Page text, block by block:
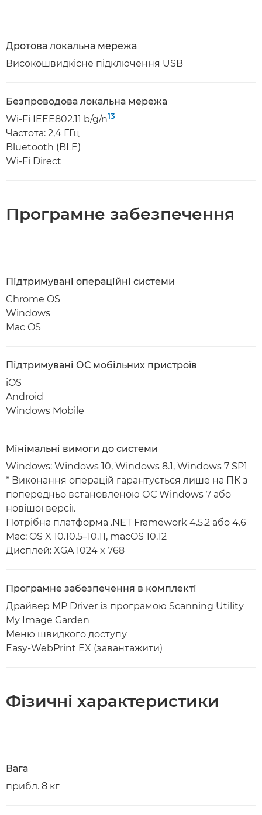
Дротова локальна мережа
Високошвидкісне підключення USB
Безпроводова локальна мережа
Wi-Fi IEEE802.11 b/g/n13
Частота: 2,4 ГГц
Bluetooth (BLE)
Wi-Fi Direct
Програмне забезпечення
Підтримувані операційні системи
Chrome OS
Windows
Mac OS
Підтримувані ОС мобільних пристроїв
iOS
Android
Windows Mobile
Мінімальні вимоги до системи
Windows: Windows 10, Windows 8.1, Windows 7 SP1
* Виконання операцій гарантується лише на ПК з
попередньо встановленою ОС Windows 7 або
новішої версії.
Потрібна платформа .NET Framework 4.5.2 або 4.6
Mac: OS X 10.10.5–10.11, macOS 10.12
Дисплей: XGA 1024 x 768
Програмне забезпечення в комплекті
Драйвер MP Driver із програмою Scanning Utility
My Image Garden
Меню швидкого доступу
Easy-WebPrint EX (завантажити)
Фізичні характеристики
Вага
прибл. 8 кг